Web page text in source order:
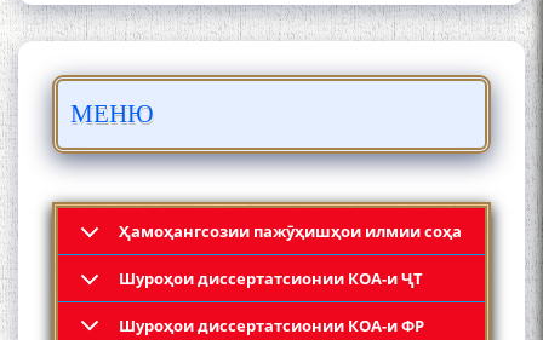
МЕНЮ
Ҳамоҳангсозии пажӯҳишҳои илмии соҳа
Шyроҳои диссертатсионии КОА-и ҶТ
Шyроҳои диссертатсионии КОА-и ФР
Осорхонаи адабии
Қадамҷо: Муҳаммадҷон
Раҳимӣ